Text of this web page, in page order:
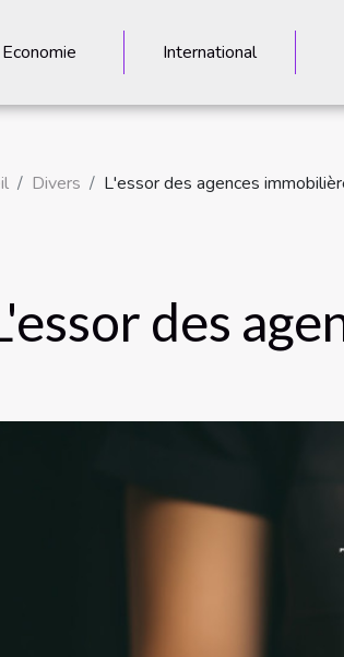
Economie International
Divers L'essor des agences
des